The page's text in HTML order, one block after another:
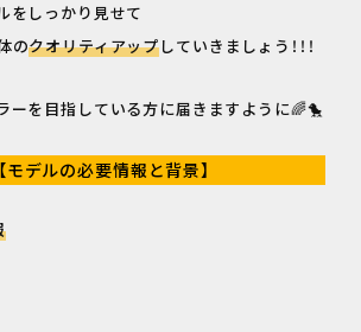
をしっかり見せて
のクオリティアップしていきましょう！！！
ーを目指している方に届きますように🌈🐤
モデルの必要情報と背景】